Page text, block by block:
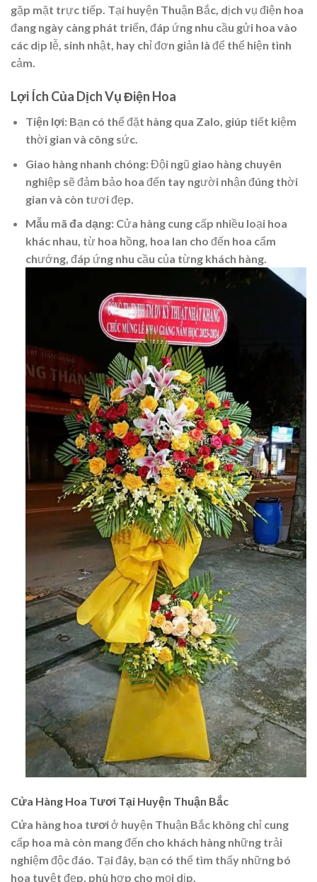
gặp mặt trực tiếp. Tại huyện Thuận Bắc, dịch vụ điện hoa
đang ngày càng phát triển, đáp ứng nhu cầu gửi hoa vào
các dịp lễ, sinh nhật, hay chỉ đơn giản là để thể hiện tình
cảm.
Lợi Ích Của Dịch Vụ Điện Hoa
Tiện lợi: Bạn có thể đặt hàng qua Zalo, giúp tiết kiệm
thời gian và công sức.
Giao hàng nhanh chóng: Đội ngũ giao hàng chuyên
nghiệp sẽ đảm bảo hoa đến tay người nhận đúng thời
gian và còn tươi đẹp.
Mẫu mã đa dạng: Cửa hàng cung cấp nhiều loại hoa
khác nhau, từ hoa hồng, hoa lan cho đến hoa cẩm
chướng, đáp ứng nhu cầu của từng khách hàng.
Cửa Hàng Hoa Tươi Tại Huyện Thuận Bắc
Cửa hàng hoa tươiở huyện Thuận Bắc không chỉ cung
cấp hoa mà còn mang đến cho khách hàng những trải
nghiệm độc đáo. Tại đây, bạn có thể tìm thấy những bó
hoa tuyệt đẹp, phù hợp cho mọi dịp.